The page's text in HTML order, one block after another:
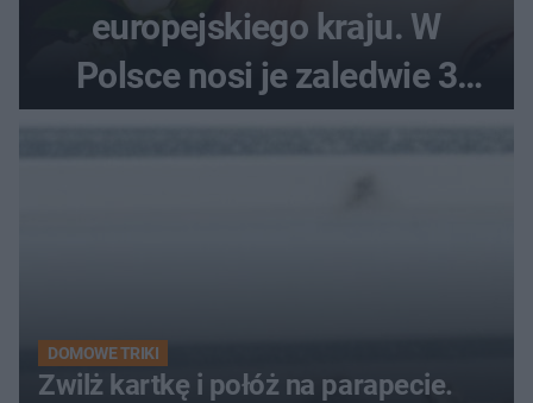
europejskiego kraju. W
Polsce nosi je zaledwie 3
kobiety
DOMOWE TRIKI
Zwilż kartkę i połóż na parapecie.